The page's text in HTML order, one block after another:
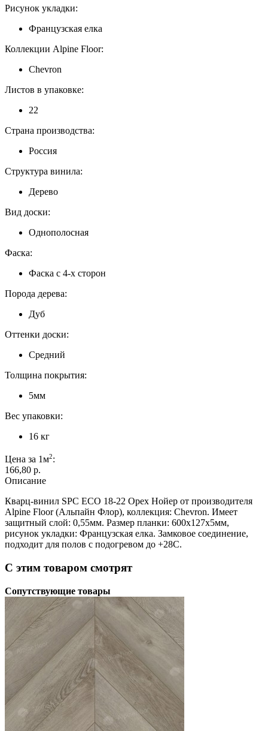
Рисунок укладки:
Французская елка
Коллекции Alpine Floor:
Chevron
Листов в упаковке:
22
Страна производства:
Россия
Структура винила:
Дерево
Вид доски:
Однополосная
Фаска:
Фаска с 4-х сторон
Порода дерева:
Дуб
Оттенки доски:
Средний
Толщина покрытия:
5мм
Вес упаковки:
16 кг
Цена за 1м2:
166,80 p.
Описание
Кварц-винил SPC ECO 18-22 Орех Нойер от производителя
Alpine Floor (Альпайн Флор), коллекция: Chevron. Имеет
защитный слой: 0,55мм. Размер планки: 600х127х5мм,
рисунок укладки: Французская елка. Замковое соединение,
подходит для полов с подогревом до +28С.
С этим товаром смотрят
Сопутствующие товары